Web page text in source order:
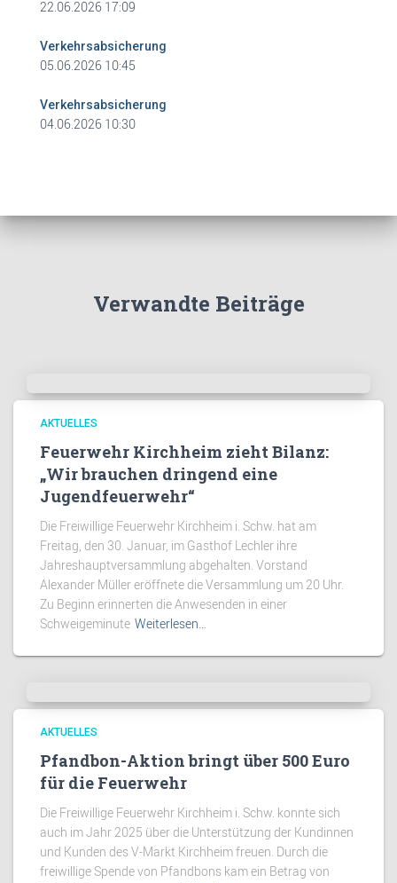
22.06.2026 17:09
Verkehrsabsicherung
05.06.2026 10:45
Verkehrsabsicherung
04.06.2026 10:30
Verwandte Beiträge
AKTUELLES
Feuerwehr Kirchheim zieht Bilanz:
„Wir brauchen dringend eine
Jugendfeuerwehr“
Die Freiwillige Feuerwehr Kirchheim i. Schw. hat am
Freitag, den 30. Januar, im Gasthof Lechler ihre
Jahreshauptversammlung abgehalten. Vorstand
Alexander Müller eröffnete die Versammlung um 20 Uhr.
Zu Beginn erinnerten die Anwesenden in einer
Schweigeminute Weiterlesen…
AKTUELLES
Pfandbon-Aktion bringt über 500 Euro
für die Feuerwehr
Die Freiwillige Feuerwehr Kirchheim i. Schw. konnte sich
auch im Jahr 2025 über die Unterstützung der Kundinnen
und Kunden des V-Markt Kirchheim freuen. Durch die
freiwillige Spende von Pfandbons kam ein Betrag von